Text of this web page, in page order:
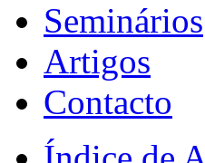
Seminários
Artigos
Contacto